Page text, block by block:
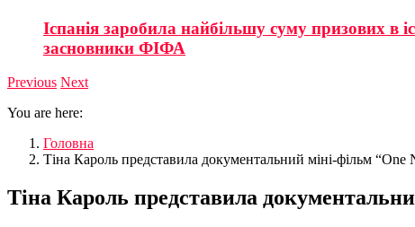
Іспанія заробила найбільшу суму призових в
засновники ФІФА
Previous Next
You are here:
Головна
Тіна Кароль представила документальний міні-фільм
Тіна Кароль представила